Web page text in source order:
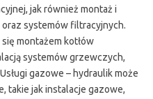
jak również montaż i
systemów filtracyjnych.
montażem kotłów
systemów grzewczych,
gazowe – hydraulik może
takie jak instalacje gazowe,